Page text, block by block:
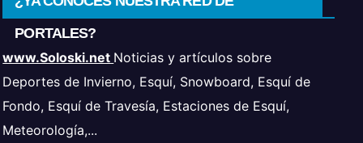
PORTALES?
www.Soloski.net Noticias y artículos sobre
Deportes de Invierno, Esquí, Snowboard, Esquí de
Fondo, Esquí de Travesía, Estaciones de Esquí,
Meteorología,...